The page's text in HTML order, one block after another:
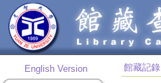
English Version 館藏記錄